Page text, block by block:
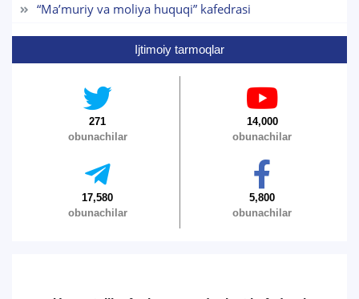
“Maʼmuriy va moliya huquqi” kafedrasi
Ijtimoiy tarmoqlar
271
obunachilar
14,000
obunachilar
17,580
obunachilar
5,800
obunachilar